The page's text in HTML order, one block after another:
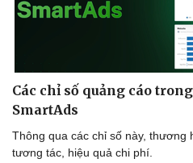
Các chỉ số quảng cáo
SmartAds
Thông qua các chỉ số này, thương
tương tác, hiệu quả chi phí.